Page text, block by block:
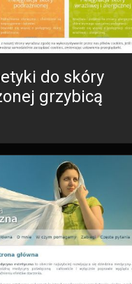
do skóry
grzybicą